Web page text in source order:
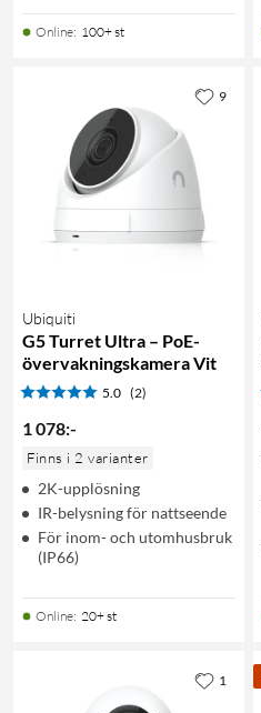
Online: 100+ st
Ubiquiti
G5 Turret Ultra – PoE-
övervakningskamera Vit
5.0 (2)
1 078:-
Finns i 2 varianter
2K-upplösning
IR-belysning för nattseende
För inom- och utomhusbruk
(IP66)
Online: 20+ st
9
1